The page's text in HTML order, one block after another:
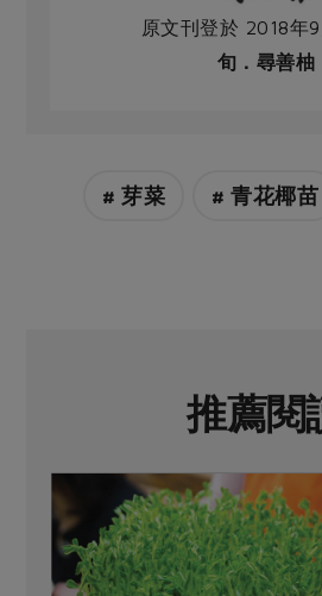
原文刊登於 2018年
旬．尋善柚
# 芽菜 # 青花椰苗
推薦閱